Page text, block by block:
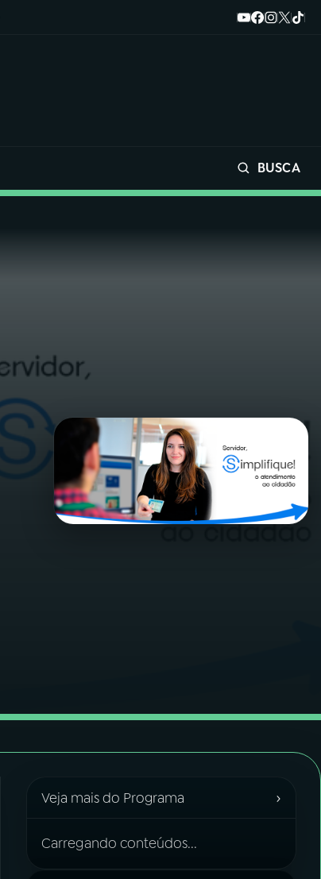
BUSCA
Veja mais do Programa ›
Carregando conteúdos...